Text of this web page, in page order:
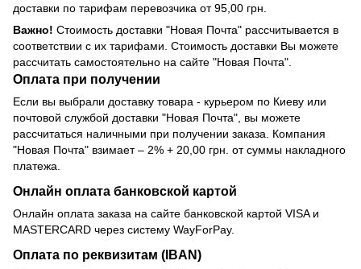
доставки по тарифам перевозчика от 95,00 грн.
Важно! Стоимость доставки "Новая Почта" рассчитывается в
соответствии с их тарифами. Стоимость доставки Вы можете
рассчитать самостоятельно на сайте "Новая Почта".
Оплата при получении
Если вы выбрали доставку товара - курьером по Киеву или
почтовой службой доставки "Новая Почта", вы можете
рассчитаться наличными при получении заказа. Компания
"Новая Почта" взимает – 2% + 20,00 грн. от суммы накладного
платежа.
Онлайн оплата банковской картой
Онлайн оплата заказа на сайте банковской картой VISA и
MASTERCARD через систему WayForPay.
Оплата по реквизитам (IBAN)